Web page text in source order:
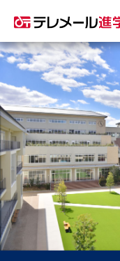
資
大学・短大の資料種
大学パンフ
総合型選抜・学校推薦型
集要項＆願書
過去問題集